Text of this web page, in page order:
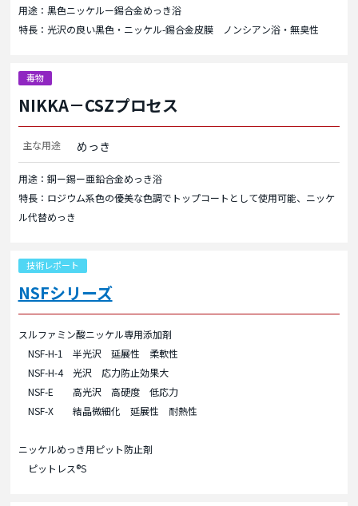
用途：黒色ニッケルー錫合金めっき浴
特長：光沢の良い黒色・ニッケル-錫合金皮膜 ノンシアン浴・無臭性
毒物
NIKKA－CSZプロセス
主な用途 めっき
用途：銅ー錫ー亜鉛合金めっき浴
特長：ロジウム系色の優美な色調でトップコートとして使用可能、ニッケ
ル代替めっき
技術レポート
NSFシリーズ
スルファミン酸ニッケル専用添加剤
NSF-H-1 半光沢 延展性 柔軟性
NSF-H-4 光沢 応力防止効果大
NSF-E 高光沢 高硬度 低応力
NSF-X 結晶微細化 延展性 耐熱性
ニッケルめっき用ピット防止剤
ピットレス®S